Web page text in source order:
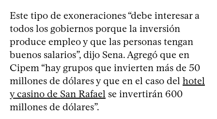
Este tipo de exoneraciones “debe interesar a
todos los gobiernos porque la inversión
produce empleo y que las personas tengan
buenos salarios”, dijo Sena. Agregó que en
Cipem “hay grupos que invierten más de 50
millones de dólares y que en el caso del hotel
y casino de San Rafael se invertirán 600
millones de dólares”.